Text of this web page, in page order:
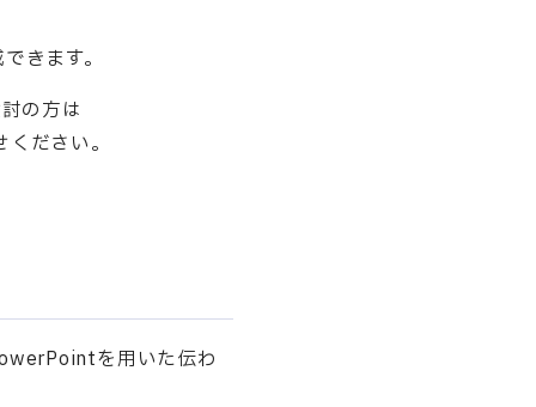
きます。
の方は
ださい。
を用いた伝わ